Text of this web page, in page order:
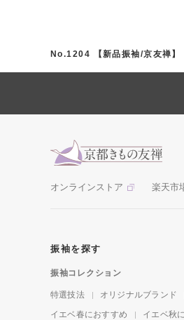
No.1204 【新品振袖/京友禅】
オンラインストア 楽天市
振袖を探す
振袖コレクション
特選技法 オリジナルブランド
イエベ春におすすめ
イエベ秋